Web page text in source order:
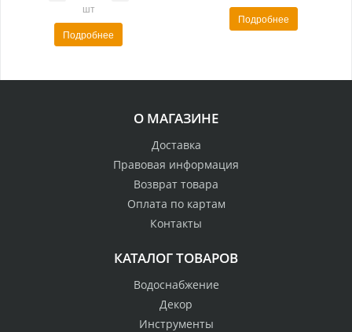
шт
Подробнее
Подробнее
О МАГАЗИНЕ
Доставка
Правовая информация
Возврат товара
Оплата по картам
Контакты
КАТАЛОГ ТОВАРОВ
Водоснабжение
Декор
Инструменты